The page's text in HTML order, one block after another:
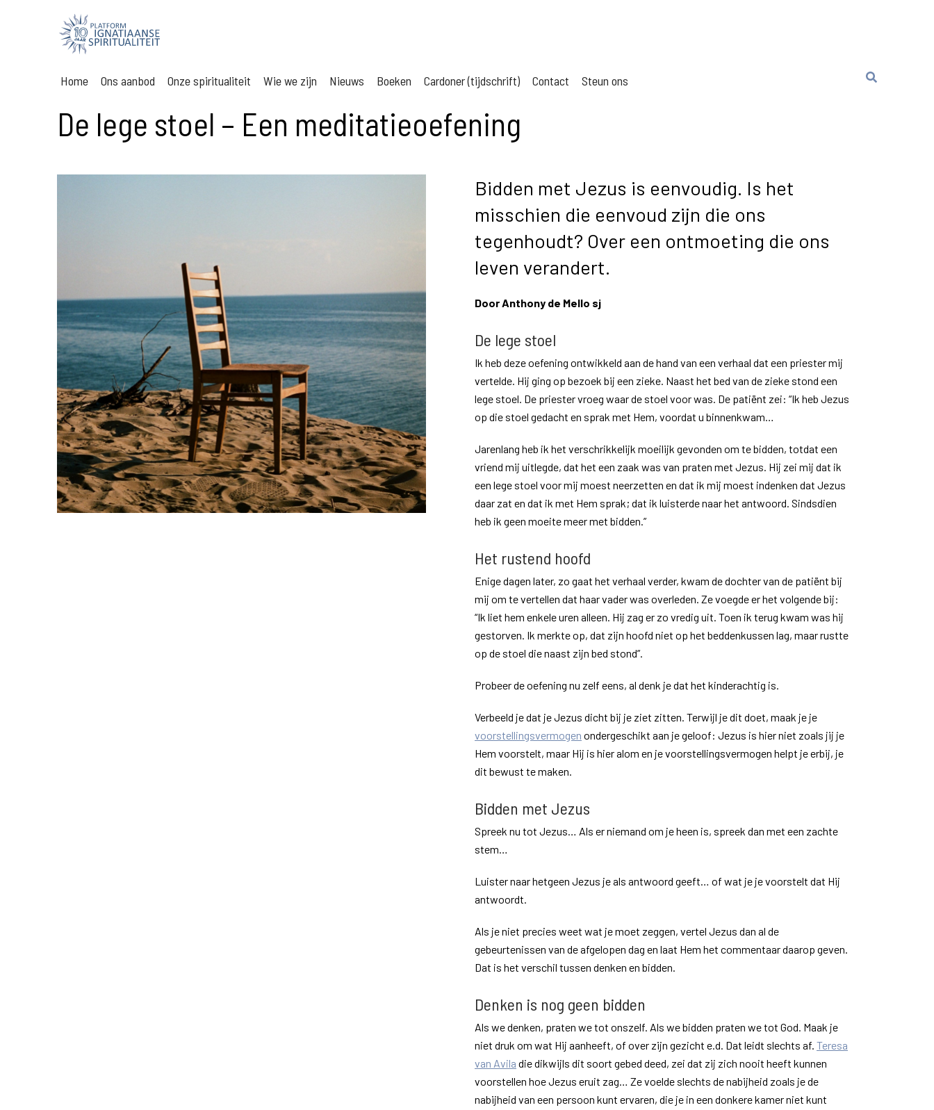
Home Ons aanbod Onze spiritualiteit Wie we zijn Nieuws Boeken Cardoner (tijdschrift) Contact Steun ons
De lege stoel – Een meditatieoefening
Bidden met Jezus is eenvoudig. Is het
misschien die eenvoud zijn die ons
tegenhoudt? Over een ontmoeting die ons
leven verandert.
DoorAnthony de Mello sj
De lege stoel
Ik heb deze oefening ontwikkeld aan de hand van een verhaal dat een priester mij
vertelde. Hij ging op bezoek bij een zieke. Naast het bed van de zieke stond een
lege stoel. De priester vroeg waar de stoel voor was. De patiënt zei: “Ik heb Jezus
op die stoel gedacht en sprak met Hem, voordat u binnenkwam…
Jarenlang heb ik het verschrikkelijk moeilijk gevonden om te bidden, totdat een
vriend mij uitlegde, dat het een zaak was van praten met Jezus. Hij zei mij dat ik
een lege stoel voor mij moest neerzetten en dat ik mij moest indenken dat Jezus
daar zat en dat ik met Hem sprak; dat ik luisterde naar het antwoord. Sindsdien
heb ik geen moeite meer met bidden.”
Het rustend hoofd
Enige dagen later, zo gaat het verhaal verder, kwam de dochter van de patiënt bij
mij om te vertellen dat haar vader was overleden. Ze voegde er het volgende bij:
“Ik liet hem enkele uren alleen. Hij zag er zo vredig uit. Toen ik terug kwam was hij
gestorven. Ik merkte op, dat zijn hoofd niet op het beddenkussen lag, maar rustte
op de stoel die naast zijn bed stond”.
Probeer de oefening nu zelf eens, al denk je dat het kinderachtig is.
Verbeeld je dat je Jezus dicht bij je ziet zitten. Terwijl je dit doet, maak je je
voorstellingsvermogen ondergeschikt aan je geloof: Jezus is hier niet zoals jij je
Hem voorstelt, maar Hij is hier alom en je voorstellingsvermogen helpt je erbij, je
dit bewust te maken.
Bidden met Jezus
Spreek nu tot Jezus… Als er niemand om je heen is, spreek dan met een zachte
stem…
Luister naar hetgeen Jezus je als antwoord geeft… of wat je je voorstelt dat Hij
antwoordt.
Als je niet precies weet wat je moet zeggen, vertel Jezus dan al de
gebeurtenissen van de afgelopen dag en laat Hem het commentaar daarop geven.
Dat is het verschil tussen denken en bidden.
Denken is nog geen bidden
Als we denken, praten we tot onszelf. Als we bidden praten we tot God. Maak je
niet druk om wat Hij aanheeft, of over zijn gezicht e.d. Dat leidt slechts af. Teresa
van Avila die dikwijls dit soort gebed deed, zei dat zij zich nooit heeft kunnen
voorstellen hoe Jezus eruit zag… Ze voelde slechts de nabijheid zoals je de
nabijheid van een persoon kunt ervaren, die je in een donkere kamer niet kunt